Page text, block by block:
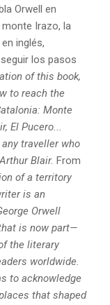
Orwell en
Irazo, la
inglés,
los pasos
of this book,
to reach the
Monte
El Pucero...
traveller who
Blair. From
of a territory
is an
Orwell
is now part—
the literary
worldwide.
to acknowledge
that shaped